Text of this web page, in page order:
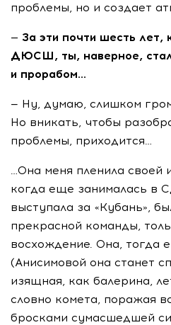
проблемы, но и создает
— За эти почти шесть лет,
ДЮСШ, ты, наверное,
и прорабом…
— Ну, думаю, слишком
Но вникать, чтобы
проблемы, приходится…
…Она меня пленила своей
когда еще занималась
выступала за «Кубань»,
прекрасной команды,
восхождение. Она, тогда
(Анисимовой она станет
изящная, как балерина,
словно комета, поражая
бросками сумасшедшей